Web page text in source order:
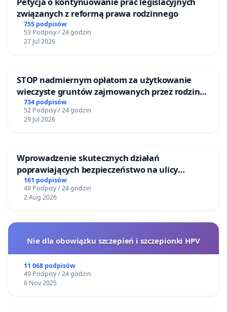
związanych z reformą prawa rodzinnego
755 podpisów
53 Podpisy / 24 godzin
27 Jul 2026
STOP nadmiernym opłatom za użytkowanie
wieczyste gruntów zajmowanych przez rodzinne
ogrody działkowe.
734 podpisów
52 Podpisy / 24 godzin
29 Jul 2026
Wprowadzenie skutecznych działań
poprawiających bezpieczeństwo na ulicy
Żeromskiego w Otwocku
161 podpisów
49 Podpisy / 24 godzin
2 Aug 2026
Nie dla obowiązku szczepień i szczepionki HPV
11 068 podpisów
49 Podpisy / 24 godzin
6 Nov 2025